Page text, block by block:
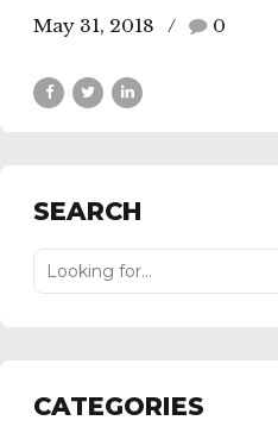
May 31, 2018 0
SEARCH
CATEGORIES